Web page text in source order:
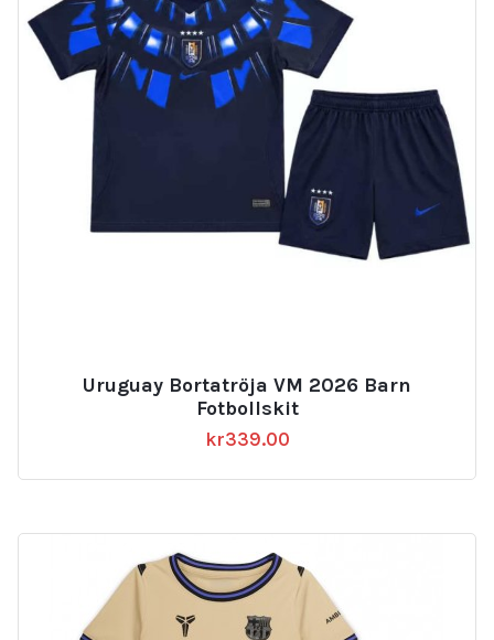
Uruguay Bortatröja VM 2026 Barn
Fotbollskit
kr339.00